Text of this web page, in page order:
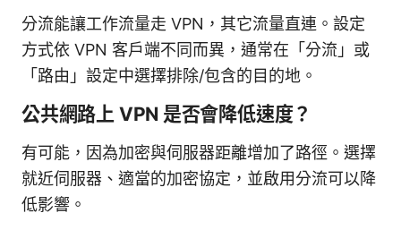
分流能讓工作流量走 VPN，其它流量直連。設定
方式依 VPN 客戶端不同而異，通常在「分流」或
「路由」設定中選擇排除/包含的目的地。
公共網路上 VPN 是否會降低速度？
有可能，因為加密與伺服器距離增加了路徑。選擇
就近伺服器、適當的加密協定，並啟用分流可以降
低影響。